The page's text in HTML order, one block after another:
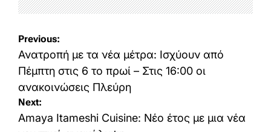
Post
navigation
Previous:
Ανατροπή με τα νέα μέτρα: Ισχύουν από
Πέμπτη στις 6 το πρωί – Στις 16:00 οι
ανακοινώσεις Πλεύρη
Next:
Amaya Itameshi Cuisine: Νέο έτος με μια νέα